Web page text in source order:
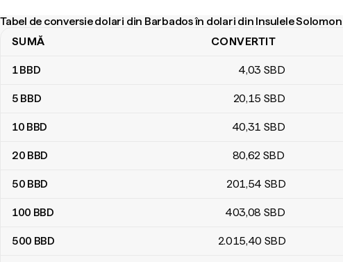
Tabel de conversie dolari din Barbados în dolari din Insulele Solomon
Tabel de conversie dolari din Barbados în dolari din Insulele Solomon
SUMĂ CONVERTIT
1BBD 4,03 SBD
5 BBD 20,15 SBD
10 BBD 40,31 SBD
20 BBD 80,62 SBD
50 BBD 201,54 SBD
100 BBD 403,08 SBD
500 BBD 2.015,40 SBD